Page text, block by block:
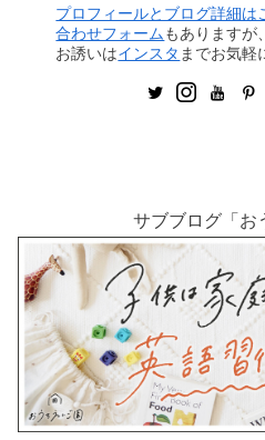
プロフィールとブログ詳細は
合わせフォームもありますが
お誘いはインスタ までお気軽
サブブログ「お